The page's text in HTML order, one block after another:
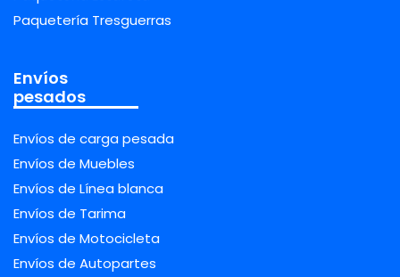
Paquetería Tresguerras
Envíos
pesados
Envíos de carga pesada
Envíos de Muebles
Envíos de Línea blanca
Envíos de Tarima
Envíos de Motocicleta
Envíos de Autopartes